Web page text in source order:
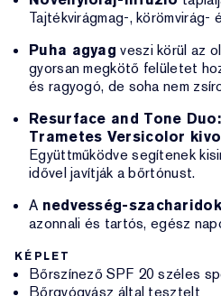
Tajtékvirágmag-, körömvirág-
Puha agyag veszi körül az
gyorsan megkötő felületet
és ragyogó, de soha nem
Resurface and Tone
Trametes Versicolor
Együttműködve segítenek
idővel javítják a bőrtónust.
A nedvesség-
azonnali és tartós, egész
KÉPLET
Bőrszínező SPF 20 széles
Bőrgyógyász által tesztelt